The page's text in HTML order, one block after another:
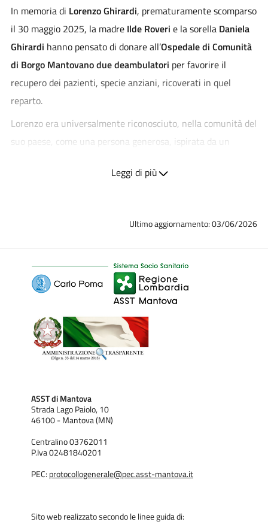
In memoria di Lorenzo Ghirardi, prematuramente scomparso
il 30 maggio 2025, la madreIlde Roveri e la sorella Daniela
Ghirardi hanno pensato di donare all’Ospedale di Comunità
di Borgo Mantovanodue deambulatori per favorire il
recupero dei pazienti, specie anziani, ricoverati in quel
reparto.
Lorenzo era universalmente riconosciuto, nella comunità del
suo paese, come una persona generosa, ispirata da un
volontariato e inserito nella vita civile con esemplare
La scelta della donazione appare in linea con la sua
assistenza territoriale di ASST Mantova. A questa iniziativa
hanno collaborato l’Associazione Civiltà d’Abitare
, le sezioni delPartito Democratico
QuingentoleeQuistelloe laditta Bianchini SAS
Paolo di Mirandola.
Leggi di più
Ultimo aggiornamento: 03/06/2026
ASST di Mantova
Strada Lago Paiolo, 10
46100 - Mantova (MN)
Centralino 03762011
P.Iva 02481840201
PEC: protocollogenerale@pec.asst-mantova.it
Sito web realizzato secondo le linee guida di: